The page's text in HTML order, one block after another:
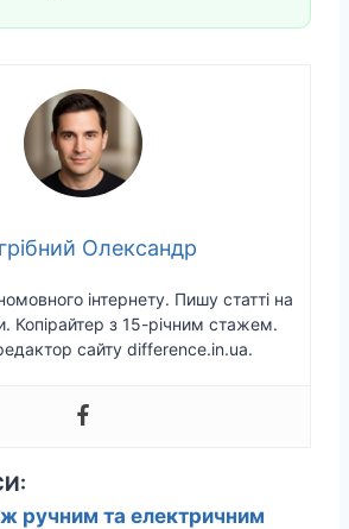
Олександр
інтернету. Пишу статті на
Копірайтер з 15-річним стажем.
сайту difference.in.ua.
ручним та електричним